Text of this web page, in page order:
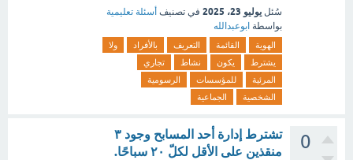
سُئل يوليو 23، 2025 في تصنيف أسئلة تعليمية
بواسطة ابوعبدالله
الهوية القائمة التعريف بالأفراد
ولا
يشترط
يكون نشاط
تجاري
المرئية
للمؤسسات
الرسومية
الشخصية
الجماعية
0
تشترط إدارة أحد المسابح وجود ٣
منقذين على الأقل لكلّ ٢٠ سباحًا.